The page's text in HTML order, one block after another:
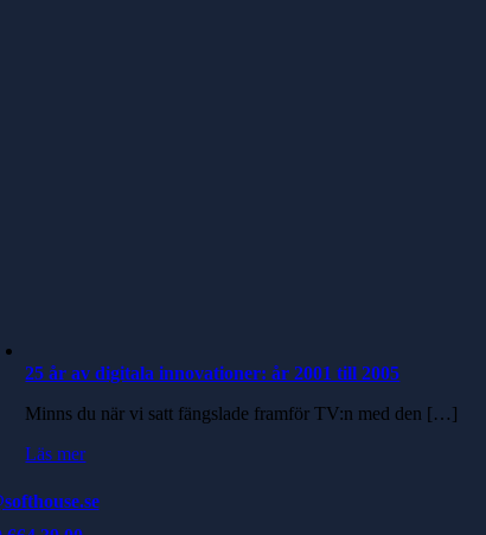
25 år av digitala innovationer: år 2001 till 2005
Minns du när vi satt fängslade framför TV:n med den […]
Läs mer